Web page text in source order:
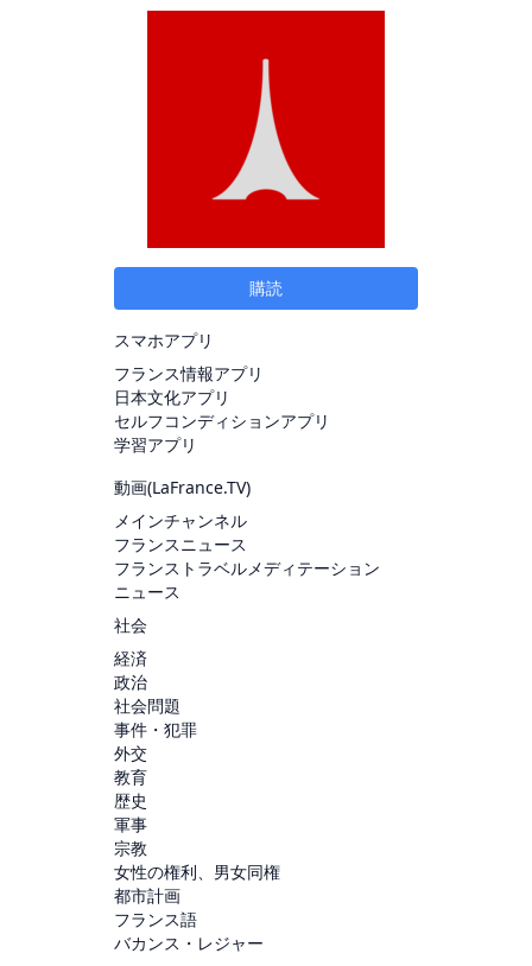
購読
スマホアプリ
フランス情報アプリ
日本文化アプリ
セルフコンディションアプリ
学習アプリ
動画(LaFrance.TV)
メインチャンネル
フランスニュース
フランストラベルメディテーション
ニュース
社会
経済
政治
社会問題
事件・犯罪
外交
教育
歴史
軍事
宗教
女性の権利、男女同権
都市計画
フランス語
バカンス・レジャー